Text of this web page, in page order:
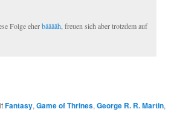
Folge eherbääääh, freuen sich aber trotzdem auf
Fantasy,Game of Thrines,George R. R. Martin,